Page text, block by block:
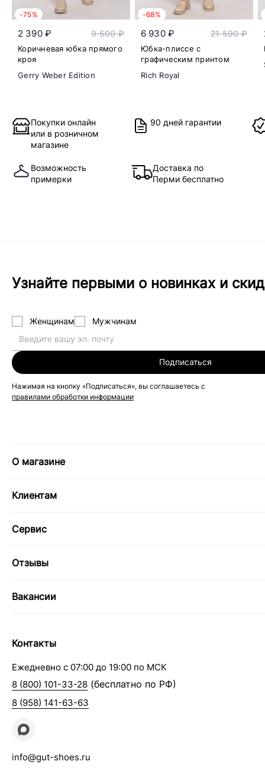
-75%
2 390 ₽ 9 500 ₽
Коричневая юбка прямого
кроя
Gerry Weber Edition
-68%
6 930 ₽ 21 590 ₽
Юбка-плиссе с
графическим принтом
Rich Royal
Покупки онлайн
или в розничном
магазине
90 дней гарантии
Возможность
примерки
Доставка по
Перми бесплатно
Узнайте первыми о новинках и
Женщинам Мужчинам
Подписаться
Нажимая на кнопку «Подписаться», вы соглашаетесь с
правилами обработки информации
О магазине
Клиентам
Сервис
Отзывы
Вакансии
Контакты
Ежедневно с 07:00 до 19:00 по МСК
8 (800) 101-33-28 (бесплатно по РФ)
8 (958) 141-63-63
info@gut-shoes.ru